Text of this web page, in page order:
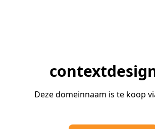
Deze domeinnaam is te koop